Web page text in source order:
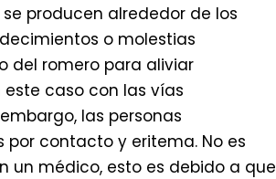
producen alrededor de los
o molestias
del romero para aliviar
caso con las vías
las personas
contacto y eritema. No es
un médico, esto es debido a que